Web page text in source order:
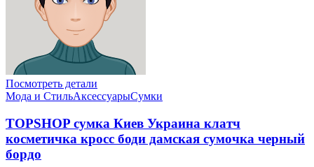
Посмотреть детали
Мода и СтильАксессуарыСумки
TOPSHOP сумка Киев Украина клатч
косметичка кросс боди дамская сумочка черный
бордо